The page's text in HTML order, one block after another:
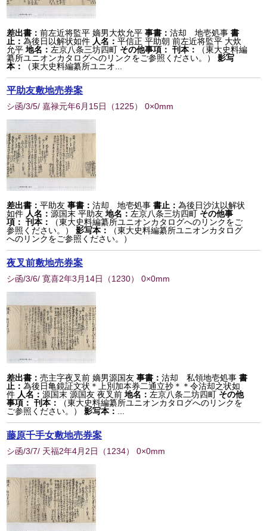
差出書：前左近将監平 嫡男大炊允平 事書：沽却 地壱処事書
止：為後日以解状如件 人名：平信正 平助朝 前左近将監平 大炊
允平 地名： 左京八条三坊四町 その他事項： 刊本：
（東大史料編
纂所ユニオンカタログへのリンクをご参照ください。）
影写
本：
（東大史料編纂所ユニオ...
平助友敷地売券案
シ函/3/5/ 嘉禄元年6月15日 （1225） 0×0mm
差出書：平助友 事書：沽却 地壱処事書止：為後日沙汰以解状
如件 人名：源国末 平助友 地名： 左京八条三坊四町 その他事
項： 刊本：
（東大史料編纂所ユニオンカタログへのリンクをご
参照ください。）
影写本：
（東大史料編纂所ユニオンカタログ
へのリンクをご参照ください。）
夜叉前敷地売券案
シ函/3/6/ 寛喜2年3月14日 （1230） 0×0mm
差出書：売主字夜叉前 嫡男源国友 事書：沽却 私領地壱処事書
止：為後日亀鏡証文状＊上別加本券二通立抄＊＊令沽却之状如
件 人名：源国末 源国友 夜叉前 地名： 左京八条二坊四町 その他
事項： 刊本：
（東大史料編纂所ユニオンカタログへのリンクを
ご参照ください。）
影写本：
藤原千手女敷地売券案
シ函/3/7/ 天福2年4月2日 （1234） 0×0mm